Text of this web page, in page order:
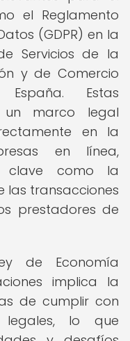
el Reglamento
(GDPR) en la
Servicios de la
y de Comercio
Estas
un marco legal
en la
en línea,
clave como la
las transacciones
prestadores de
de Economía
implica la
de cumplir con
legales, lo que